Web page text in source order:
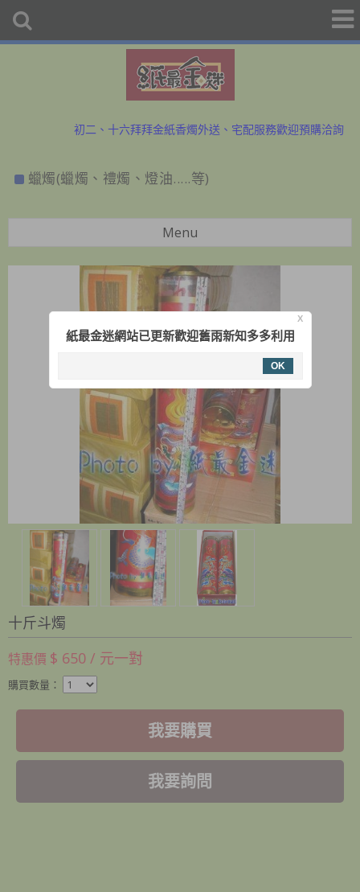
初二、十六拜拜金紙香燭外送、宅配服務歡迎預購洽詢
初二、十六拜拜金紙香燭外送、宅配服務歡迎預購洽詢
蠟燭(蠟燭、禮燭、燈油.....等)
Menu
十斤斗燭
特惠價 $ 650 / 元一對
購買數量：
我要購買
我要詢問
X
紙最金迷網站已更新歡迎舊雨新知多多利用
OK